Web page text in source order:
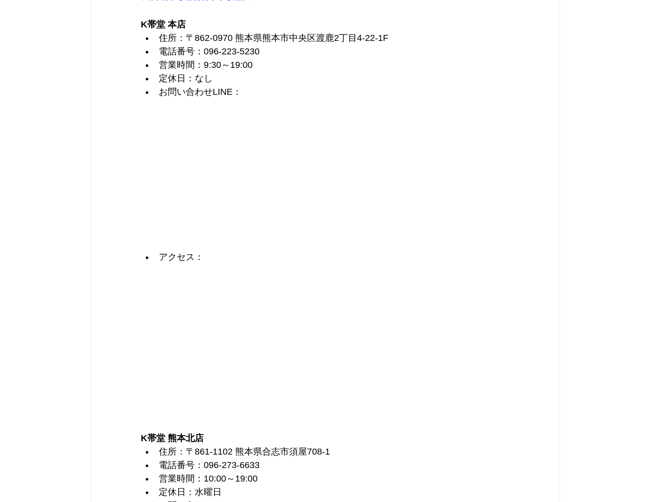
K帯堂 本店
住所：〒862-0970 熊本県熊本市中央区渡鹿2丁目4-22-1F
電話番号：096-223-5230
営業時間：9:30～19:00
定休日：なし
お問い合わせLINE：
アクセス：
K帯堂 熊本北店
住所：〒861-1102 熊本県合志市須屋708-1
電話番号：096-273-6633
営業時間：10:00～19:00
定休日：水曜日